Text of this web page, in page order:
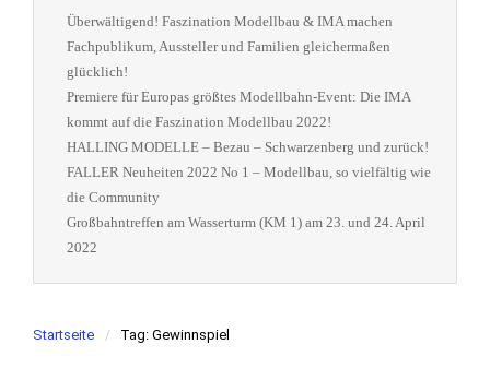
Überwältigend! Faszination Modellbau & IMA machen
Fachpublikum, Aussteller und Familien gleichermaßen
glücklich!
Premiere für Europas größtes Modellbahn-Event: Die IMA
kommt auf die Faszination Modellbau 2022!
HALLING MODELLE – Bezau – Schwarzenberg und zurück!
FALLER Neuheiten 2022 No 1 – Modellbau, so vielfältig wie
die Community
Großbahntreffen am Wasserturm (KM 1) am 23. und 24. April
2022
Startseite Tag: Gewinnspiel